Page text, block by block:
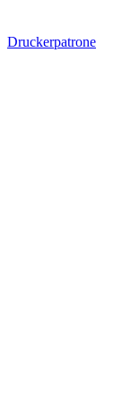
Druckerpatrone